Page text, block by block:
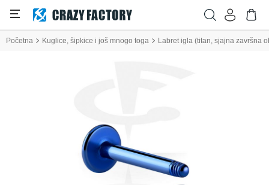
Početna Kuglice, šipkice i još mnogo toga Labret igla (titan, sjajna završna